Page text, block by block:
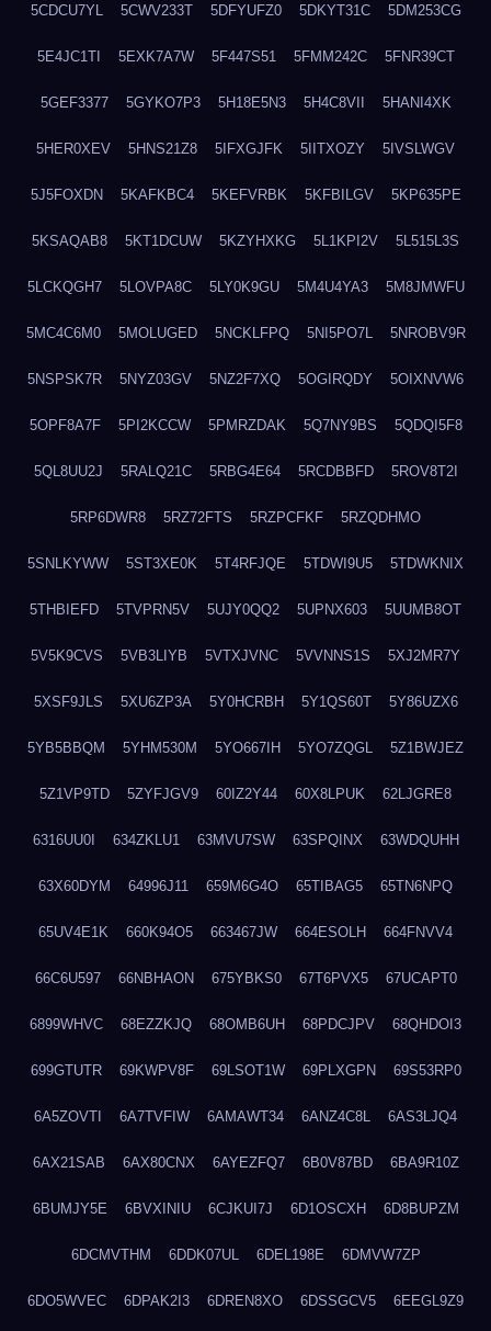
5CDCU7YL 5CWV233T 5DFYUFZ0 5DKYT31C 5DM253CG
5E4JC1TI 5EXK7A7W 5F447S51 5FMM242C 5FNR39CT
5GEF3377 5GYKO7P3 5H18E5N3 5H4C8VII 5HANI4XK
5HER0XEV 5HNS21Z8 5IFXGJFK 5IITXOZY 5IVSLWGV
5J5FOXDN 5KAFKBC4 5KEFVRBK 5KFBILGV 5KP635PE
5KSAQAB8 5KT1DCUW 5KZYHXKG 5L1KPI2V 5L515L3S
5LCKQGH7 5LOVPA8C 5LY0K9GU 5M4U4YA3 5M8JMWFU
5MC4C6M0 5MOLUGED 5NCKLFPQ 5NI5PO7L 5NROBV9R
5NSPSK7R 5NYZ03GV 5NZ2F7XQ 5OGIRQDY 5OIXNVW6
5OPF8A7F 5PI2KCCW 5PMRZDAK 5Q7NY9BS 5QDQI5F8
5QL8UU2J 5RALQ21C 5RBG4E64 5RCDBBFD 5ROV8T2I
5RP6DWR8 5RZ72FTS 5RZPCFKF 5RZQDHMO
5SNLKYWW 5ST3XE0K 5T4RFJQE 5TDWI9U5 5TDWKNIX
5THBIEFD 5TVPRN5V 5UJY0QQ2 5UPNX603 5UUMB8OT
5V5K9CVS 5VB3LIYB 5VTXJVNC 5VVNNS1S 5XJ2MR7Y
5XSF9JLS 5XU6ZP3A 5Y0HCRBH 5Y1QS60T 5Y86UZX6
5YB5BBQM 5YHM530M 5YO667IH 5YO7ZQGL 5Z1BWJEZ
5Z1VP9TD 5ZYFJGV9 60IZ2Y44 60X8LPUK 62LJGRE8
6316UU0I 634ZKLU1 63MVU7SW 63SPQINX 63WDQUHH
63X60DYM 64996J11 659M6G4O 65TIBAG5 65TN6NPQ
65UV4E1K 660K94O5 663467JW 664ESOLH 664FNVV4
66C6U597 66NBHAON 675YBKS0 67T6PVX5 67UCAPT0
6899WHVC 68EZZKJQ 68OMB6UH 68PDCJPV 68QHDOI3
699GTUTR 69KWPV8F 69LSOT1W 69PLXGPN 69S53RP0
6A5ZOVTI 6A7TVFIW 6AMAWT34 6ANZ4C8L 6AS3LJQ4
6AX21SAB 6AX80CNX 6AYEZFQ7 6B0V87BD 6BA9R10Z
6BUMJY5E 6BVXINIU 6CJKUI7J 6D1OSCXH 6D8BUPZM
6DCMVTHM 6DDK07UL 6DEL198E 6DMVW7ZP
6DO5WVEC 6DPAK2I3 6DREN8XO 6DSSGCV5 6EEGL9Z9